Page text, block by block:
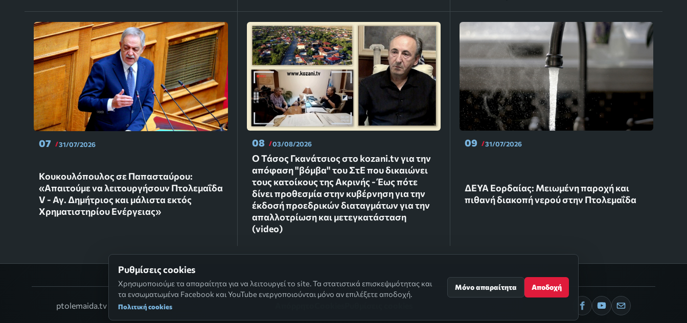
07 31/07/2026
Κουκουλόπουλος σε Παπασταύρου:
«Απαιτούμε να λειτουργήσουν Πτολεμαΐδα
V - Αγ. Δημήτριος και μάλιστα εκτός
Χρηματιστηρίου Ενέργειας»
08 03/08/2026
Ο Τάσος Γκανάτσιος στο kozani.tv για την
απόφαση "βόμβα" του ΣτΕ που δικαιώνει
τους κατοίκους της Ακρινής - Έως πότε
δίνει προθεσμία στην κυβέρνηση για την
έκδοσή προεδρικών διαταγμάτων για την
απαλλοτρίωση και μετεγκατάσταση
(video)
09 31/07/2026
ΔΕΥΑ Εορδαίας: Μειωμένη παροχή και
πιθανή διακοπή νερού στην Πτολεμαΐδα
ptolemaida.tv
Ρυθμίσεις cookies
Χρησιμοποιούμε τα απαραίτητα για να λειτουργεί το site. Τα στατιστικά επισκεψιμότητας και
τα ενσωματωμένα Facebook και YouTube ενεργοποιούνται μόνο αν επιλέξετε αποδοχή.
Πολιτική cookies
Μόνο απαραίτητα Αποδοχή